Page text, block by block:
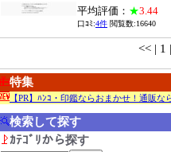
平均評価： ★3.44
口ｺﾐ:4件 閲覧数:16640
<< | 1 |
特集
【PR】ﾊﾝｺ・印鑑ならおまかせ！通販な
検索して探す
ｶﾃｺﾞﾘから探す